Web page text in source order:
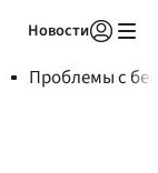
Новости
Проблемы с